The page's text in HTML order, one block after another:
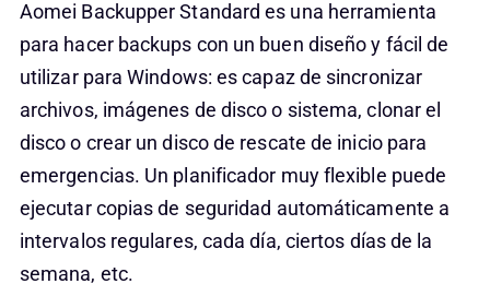
Aomei Backupper Standard es una herramienta
para hacer backups con un buen diseño y fácil de
utilizar para Windows: es capaz de sincronizar
archivos, imágenes de disco o sistema, clonar el
disco o crear un disco de rescate de inicio para
emergencias. Un planificador muy flexible puede
ejecutar copias de seguridad automáticamente a
intervalos regulares, cada día, ciertos días de la
semana, etc.